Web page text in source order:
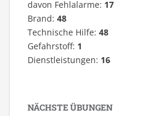
davon Fehlalarme: 17
Brand: 48
Technische Hilfe: 48
Gefahrstoff: 1
Dienstleistungen: 16
NÄCHSTE ÜBUNGEN